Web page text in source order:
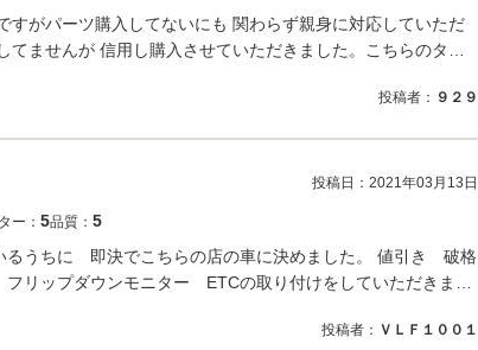
すがパーツ購入してないにも 関わらず親身に対応していただ
ませんが 信用し購入させていただきました。こちらのタ…
投稿者： ９２９
投稿日： 2021年03月13日
ー： 5品質： 5
うちに 即決でこちらの店の車に決めました。 値引き 破格
ップダウンモニター ETCの取り付けをしていただきま…
投稿者： ＶＬＦ１００１